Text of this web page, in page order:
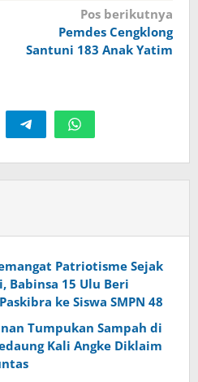
Pos berikutnya
Pemdes Cengklong
Santuni 183 Anak Yatim
Patriotisme Sejak
Babinsa 15 Ulu Beri
ke Siswa SMPN 48
Tumpukan Sampah di
Kali Angke Diklaim